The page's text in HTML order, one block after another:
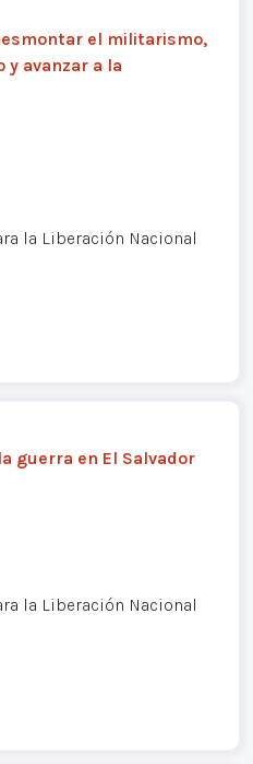
el militarismo,
y avanzar a la
la Liberación Nacional
guerra en El Salvador
la Liberación Nacional